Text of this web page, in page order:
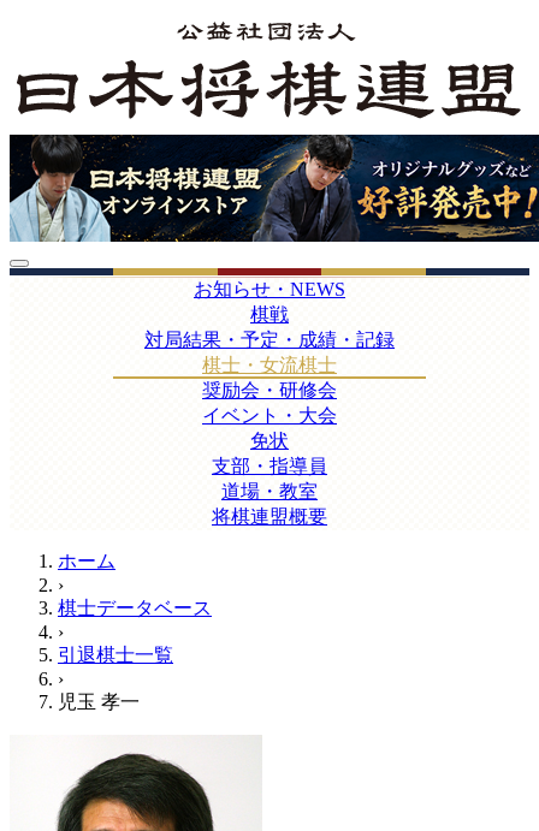
お知らせ・NEWS
棋戦
対局結果・予定・成績・記録
棋士・女流棋士
奨励会・研修会
イベント・大会
免状
支部・指導員
道場・教室
将棋連盟概要
ホーム
›
棋士データベース
›
引退棋士一覧
›
児玉 孝一